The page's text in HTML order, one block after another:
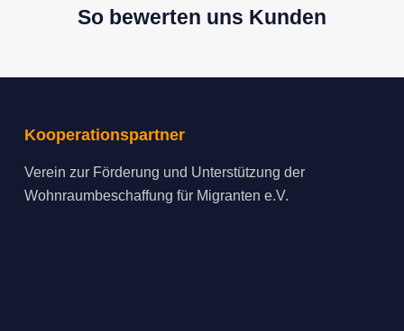
So bewerten uns Kunden
Kooperationspartner
Verein zur Förderung und Unterstützung der
Wohnraumbeschaffung für Migranten e.V.